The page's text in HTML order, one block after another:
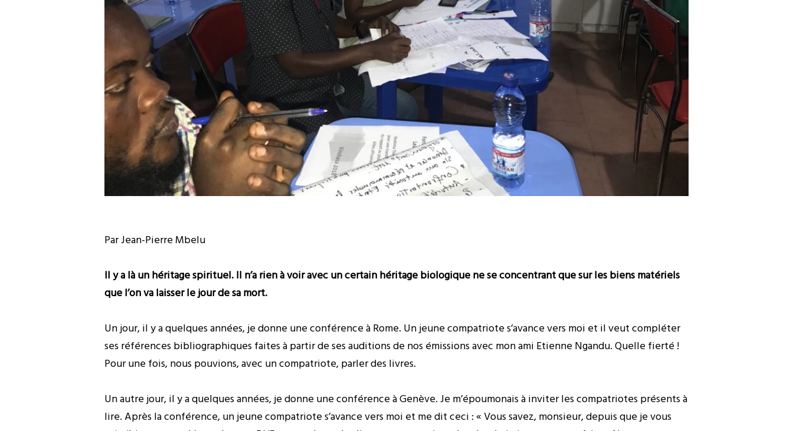
Par Jean-Pierre Mbelu
Il y a là un héritage spirituel. Il n’a rien à voir avec un certain héritage biologique ne se concentrant que sur les biens matériels
que l’on va laisser le jour de sa mort.
Un jour, il y a quelques années, je donne une conférence à Rome. Un jeune compatriote s’avance vers moi et il veut compléter
ses références bibliographiques faites à partir de ses auditions de nos émissions avec mon ami Etienne Ngandu. Quelle fierté !
Pour une fois, nous pouvions, avec un compatriote, parler des livres.
Un autre jour, il y a quelques années, je donne une conférence à Genève. Je m’époumonais à inviter les compatriotes présents à
lire. Après la conférence, un jeune compatriote s’avance vers moi et me dit ceci : « Vous savez, monsieur, depuis que je vous